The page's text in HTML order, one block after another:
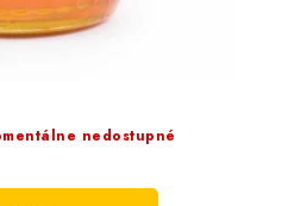
nedostupné